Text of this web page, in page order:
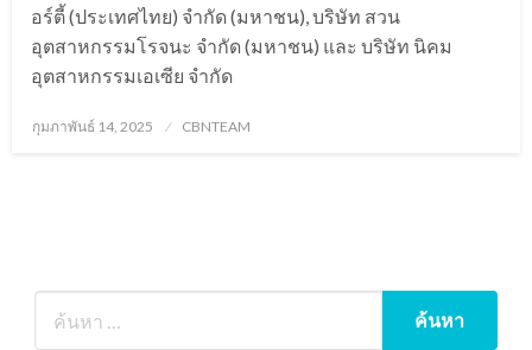
อร์ตี้ (ประเทศไทย) จํากัด (มหาชน), บริษัท สวน
อุตสาหกรรมโรจนะ จำกัด (มหาชน) และ บริษัท นิคม
อุตสาหกรรมเอเซีย จำกัด
Posted
กุมภาพันธ์ 14, 2025 CBNTEAM